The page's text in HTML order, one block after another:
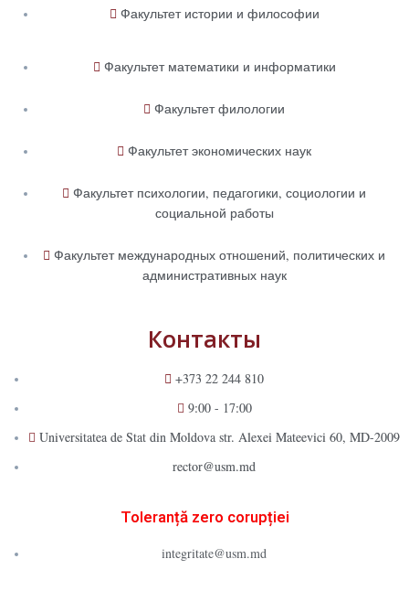
Факультет истории и философии
Факультет математики и информатики
Факультет филологии
Факультет экономических наук
Факультет психологии, педагогики, социологии и
социальной работы
Факультет международных отношений, политических и
административных наук
Контакты
+373 22 244 810
9:00 - 17:00
Universitatea de Stat din Moldova str. Alexei Mateevici 60, MD-2009
rector@usm.md
Toleranță zero corupției
integritate@usm.md